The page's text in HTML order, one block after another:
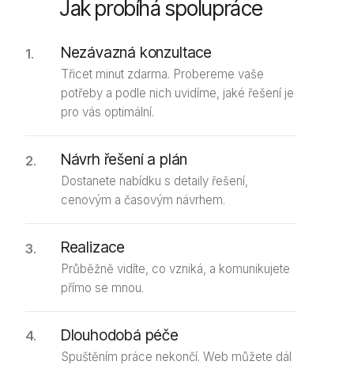
Jak probíhá spolupráce
Nezávazná konzultace
Třicet minut zdarma. Probereme vaše
potřeby a podle nich uvidíme, jaké řešení je
pro vás optimální.
Návrh řešení a plán
Dostanete nabídku s detaily řešení,
cenovým a časovým návrhem.
Realizace
Průběžně vidíte, co vzniká, a komunikujete
přímo se mnou.
Dlouhodobá péče
Spuštěním práce nekončí. Web můžete dál